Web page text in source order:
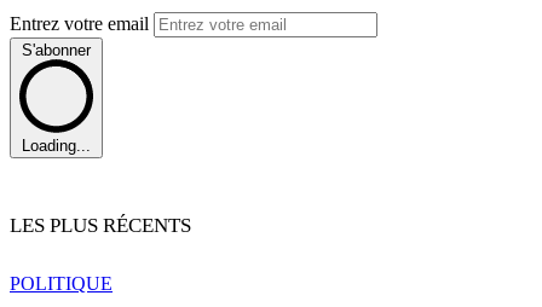
Entrez votre email
S'abonner
Loading...
LES PLUS RÉCENTS
POLITIQUE